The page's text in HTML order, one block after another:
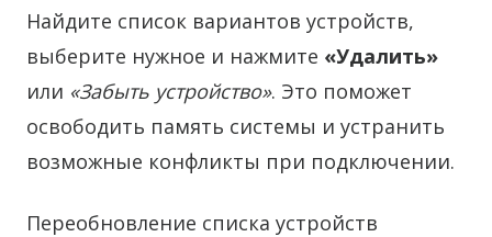
Найдите список вариантов устройств,
выберите нужное и нажмите «Удалить»
или «Забыть устройство». Это поможет
освободить память системы и устранить
возможные конфликты при подключении.
Переобновление списка устройств